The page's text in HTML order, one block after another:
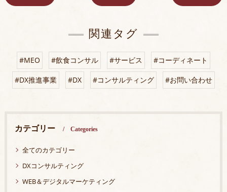
関連タグ
#MEO #飲食コンサル #サービス #コーディネート
#DX推進事業 #DX #コンサルティング #お問い合わせ
カテゴリー Categories
全てのカテゴリー
DXコンサルティング
WEB＆デジタルマーケティング